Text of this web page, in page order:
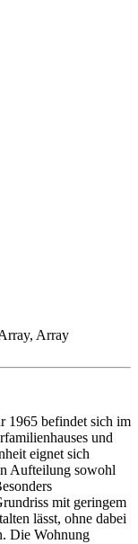
Array
1965 befindet sich im
und
eignet sich
Aufteilung sowohl
mit geringem
lässt, ohne dabei
Die Wohnung